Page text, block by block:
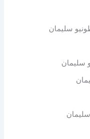
سليمان
سليمان
سليمان